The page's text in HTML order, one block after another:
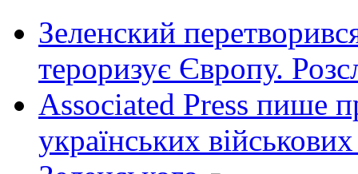
Зеленский
тероризує Європу.
Associated Press пише
українських